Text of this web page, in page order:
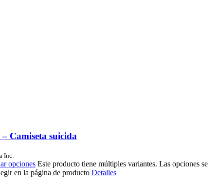
– Camiseta suicida
Inc.
opciones Este producto tiene múltiples variantes. Las opciones se
en la página de producto Detalles